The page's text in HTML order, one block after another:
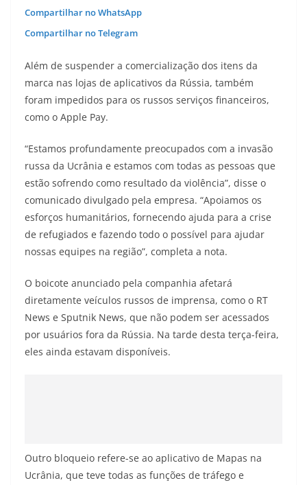
Compartilhar no WhatsApp
Compartilhar no Telegram
Além de suspender a comercialização dos itens da
marca nas lojas de aplicativos da Rússia, também
foram impedidos para os russos serviços financeiros,
como o Apple Pay.
“Estamos profundamente preocupados com a invasão
russa da Ucrânia e estamos com todas as pessoas que
estão sofrendo como resultado da violência”, disse o
comunicado divulgado pela empresa. “Apoiamos os
esforços humanitários, fornecendo ajuda para a crise
de refugiados e fazendo todo o possível para ajudar
nossas equipes na região”, completa a nota.
O boicote anunciado pela companhia afetará
diretamente veículos russos de imprensa, como o RT
News e Sputnik News, que não podem ser acessados
por usuários fora da Rússia. Na tarde desta terça-feira,
eles ainda estavam disponíveis.
Outro bloqueio refere-se ao aplicativo de Mapas na
Ucrânia, que teve todas as funções de tráfego e